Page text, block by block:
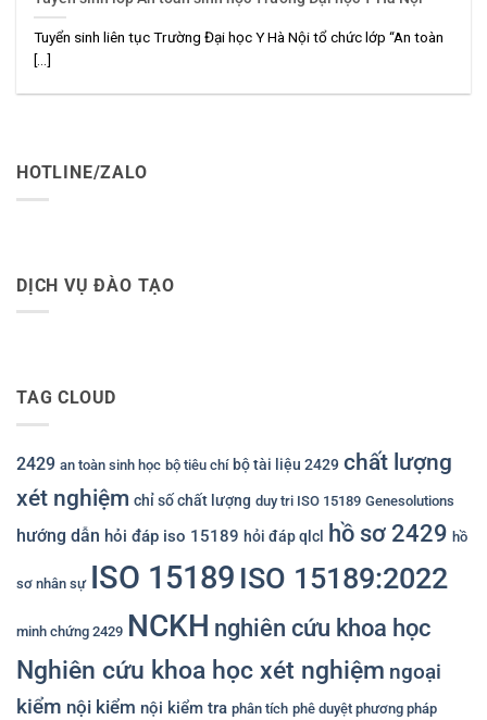
Tuyển sinh liên tục Trường Đại học Y Hà Nội tổ chức lớp “An toàn
[...]
HOTLINE/ZALO
DỊCH VỤ ĐÀO TẠO
TAG CLOUD
2429 an toàn sinh học bộ tiêu chí bộ tài liệu 2429 chất lượng
xét nghiệm chỉ số chất lượng duy tri ISO 15189 Genesolutions
hướng dẫn hỏi đáp iso 15189 hỏi đáp qlcl hồ sơ 2429 hồ
sơ nhân sự ISO 15189 ISO 15189:2022
minh chứng 2429 NCKH nghiên cứu khoa học
Nghiên cứu khoa học xét nghiệm ngoại
kiểm nội kiểm nội kiểm tra phân tích phê duyệt phương pháp